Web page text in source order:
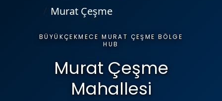
Klima Tamiri
Kombi Bakımı
Hizmetler
Fiyatlarımız
Murat Çeşme
BÜYÜKÇEKMECE MURAT ÇEŞME BÖLGE
HUB
Murat Çeşme
Mahallesi